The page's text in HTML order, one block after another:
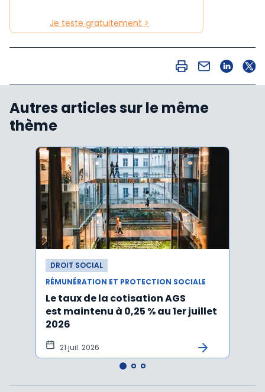
Je teste gratuitement >
Autres articles sur le même
thème
DROIT SOCIAL
RÉMUNÉRATION ET PROTECTION SOCIALE
Le taux de la cotisation AGS
est maintenu à 0,25 % au 1er juillet
2026
21 juil. 2026